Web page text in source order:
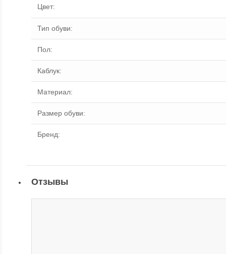
Цвет:
Тип обуви:
Пол:
Каблук:
Материал:
Размер обуви:
Бренд:
Отзывы